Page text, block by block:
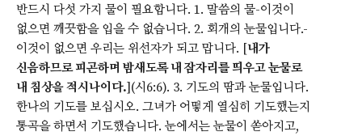
반드시 다섯 가지 물이 필요합니다. 1. 말씀의 물-이것이
없으면 깨끗함을 입을 수 없습니다. 2. 회개의 눈물입니다.-
이것이 없으면 우리는 위선자가 되고 맙니다. [내가
신음하므로 피곤하며 밤새도록 내 잠자리를 띄우고 눈물로
내 침상을 적시나이다.](시6:6). 3. 기도의 땀과 눈물입니다.
한나의 기도를 보십시오. 그녀가 어떻게 열심히 기도했는지
통곡을 하면서 기도했습니다. 눈에서는 눈물이 쏟아지고,